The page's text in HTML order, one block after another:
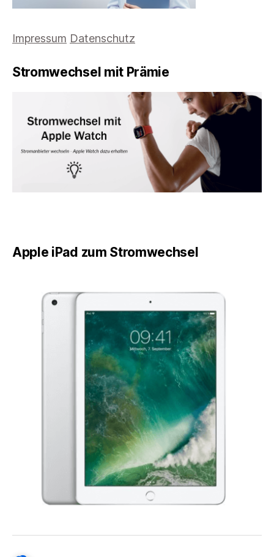
Impressum Datenschutz
Stromwechsel mit Prämie
Apple iPad zum Stromwechsel